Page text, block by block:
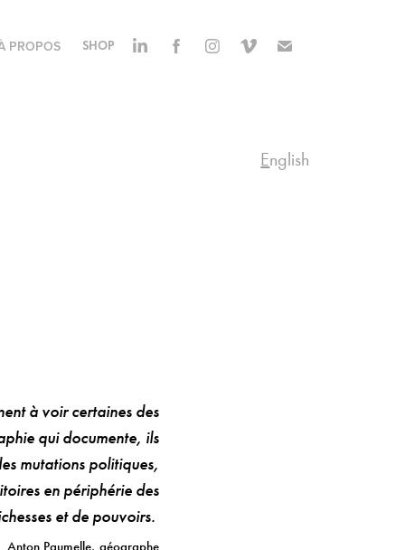
PROPOS SHOP
English
à voir certaines des
qui documente, ils
mutations politiques,
en périphérie des
et de pouvoirs.
Anton Paumelle, géographe